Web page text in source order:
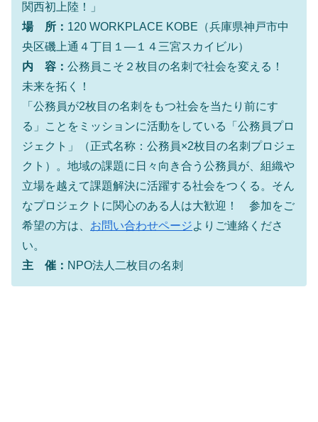
関西初上陸！」
場 所： 120 WORKPLACE KOBE（兵庫県神戸市中
央区磯上通４丁目１―１４三宮スカイビル）
内 容： 公務員こそ２枚目の名刺で社会を変える！
未来を拓く！
「公務員が2枚目の名刺をもつ社会を当たり前にす
る」ことをミッションに活動をしている「公務員プロ
ジェクト」（正式名称：公務員×2枚目の名刺プロジェ
クト）。地域の課題に日々向き合う公務員が、組織や
立場を越えて課題解決に活躍する社会をつくる。そん
なプロジェクトに関心のある人は大歓迎！ 参加をご
希望の方は、 お問い合わせページよりご連絡くださ
い。
主 催： NPO法人二枚目の名刺